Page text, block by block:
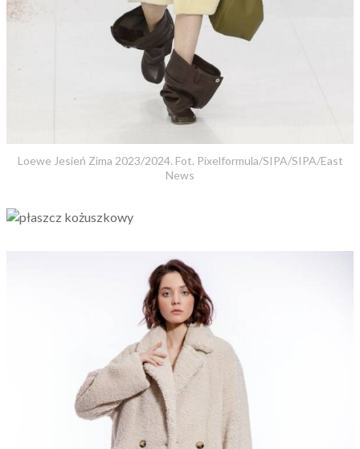
Loewe Jesień Zima 2023/2024. Fot. Pixelformula/SIPA/SIPA/East
News